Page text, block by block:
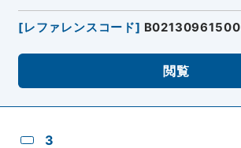
[レファレンスコード] B02130961500
閲覧
3